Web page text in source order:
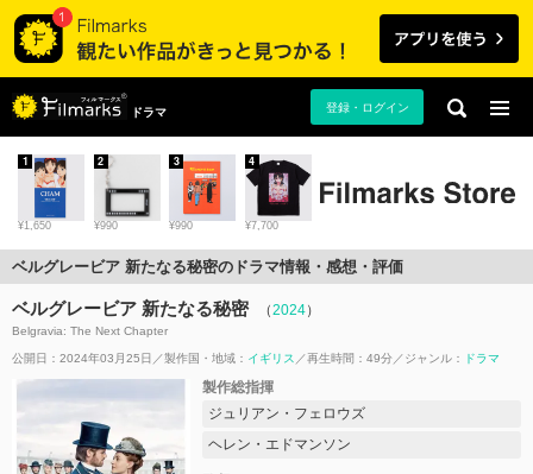
ドラマ 登録・ログイン
¥1,650
1
¥990
2
¥990
3
¥7,700
4
ベルグレービア 新たなる秘密のドラマ情報・感想・評価
ベルグレービア 新たなる秘密 （2024）
Belgravia: The Next Chapter
公開日：2024年03月25日 製作国・地域： イギリス 再生時間：49分 ジャンル： ドラマ
製作総指揮
ジュリアン・フェロウズ
ヘレン・エドマンソン